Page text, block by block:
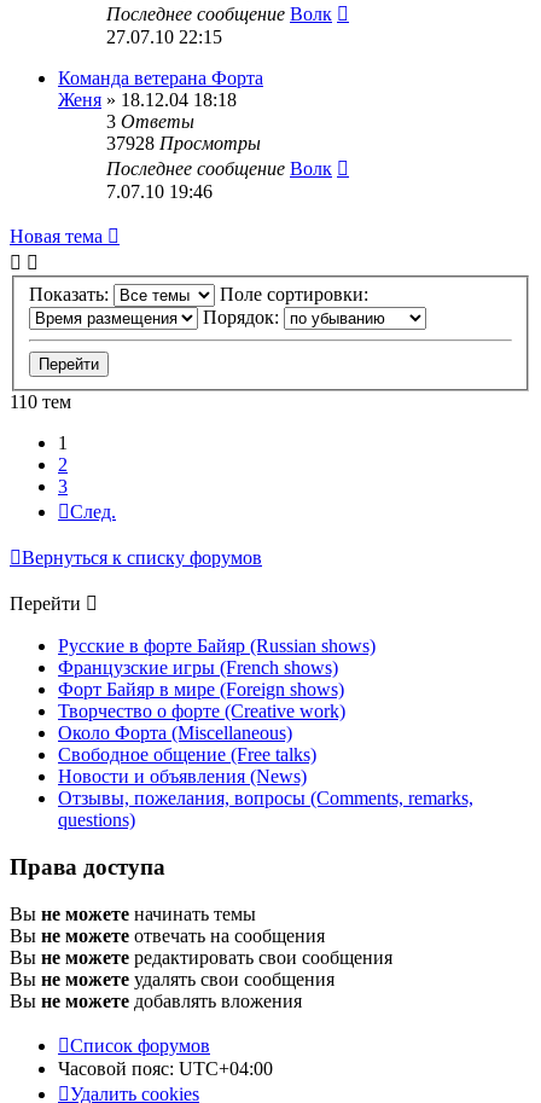
Последнее сообщение Волк
27.07.10 22:15
Команда ветерана Форта
Женя » 18.12.04 18:18
3 Ответы
37928 Просмотры
Последнее сообщение Волк
7.07.10 19:46
Новая тема
Показать:
Поле сортировки:
Порядок:
110 тем
1
2
3
След.
Вернуться к списку форумов
Перейти
Русские в форте Байяр (Russian shows)
Французские игры (French shows)
Форт Байяр в мире (Foreign shows)
Творчество о форте (Creative work)
Около Форта (Miscellaneous)
Свободное общение (Free talks)
Новости и объявления (News)
Отзывы, пожелания, вопросы (Comments, remarks,
questions)
Права доступа
Вы не можете начинать темы
Вы не можете отвечать на сообщения
Вы не можете редактировать свои сообщения
Вы не можете удалять свои сообщения
Вы не можете добавлять вложения
Список форумов
Часовой пояс: UTC+04:00
Удалить cookies